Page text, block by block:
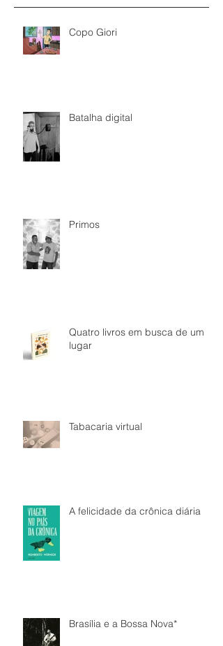
Copo Giori
Batalha digital
Primos
Quatro livros em busca de um
lugar
Tabacaria virtual
A felicidade da crônica diária
Brasília e a Bossa Nova*